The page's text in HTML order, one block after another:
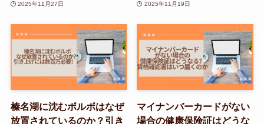
2025年11月27日 2025年11月19日
榛名湖に沈むボルボはなぜ
放置されているのか？引き
マイナンバーカードがない
場合の健康保険証はどうな